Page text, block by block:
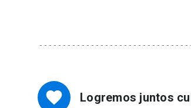
favorite Logremos juntos